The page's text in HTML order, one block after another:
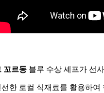
꼬르동블루 수상 셰프가 선
한 로컬 식재료를 활용하여